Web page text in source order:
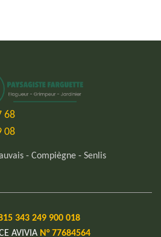
68
08
- Compiègne - Senlis
343 249 900 018
AVIVIA N° 77684564